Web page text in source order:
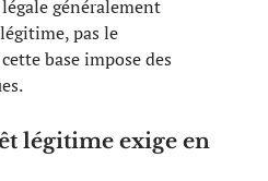
généralement
pas le
base impose des
légitime exige en